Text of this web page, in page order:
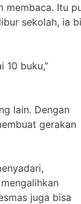
membaca. Itu
sekolah, ia
10 buku,”
lain. Dengan
gerakan
juga bisa